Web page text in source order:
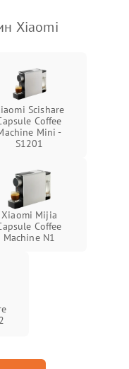
Xiaomi
Scishare
Coffee
Mini -
S1201
Xiaomi Mijia
Coffee
Machine N1